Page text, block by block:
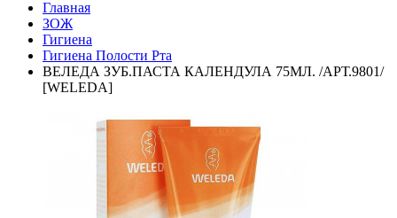
Главная
ЗОЖ
Гигиена
Гигиена Полости Рта
ВЕЛЕДА ЗУБ.ПАСТА КАЛЕНДУЛА 75МЛ. /АРТ.9801/
[WELEDA]